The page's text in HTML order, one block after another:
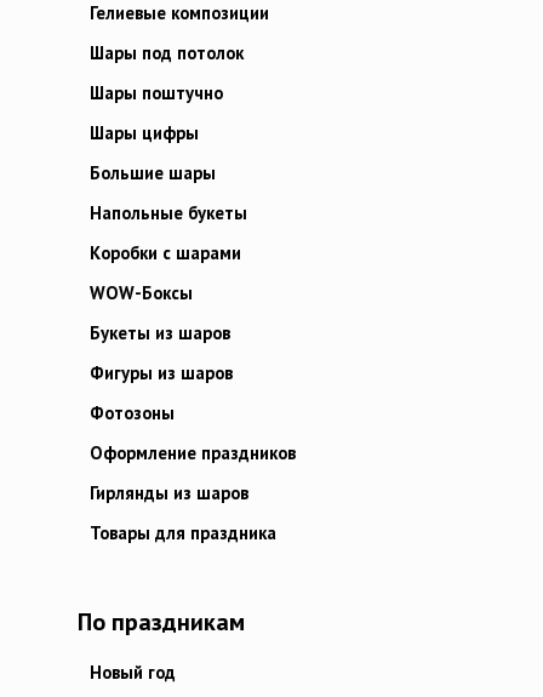
Гелиевые композиции
Шары под потолок
Шары поштучно
Шары цифры
Большие шары
Напольные букеты
Коробки с шарами
WOW-Боксы
Букеты из шаров
Фигуры из шаров
Фотозоны
Оформление праздников
Гирлянды из шаров
Товары для праздника
По праздникам
Новый год